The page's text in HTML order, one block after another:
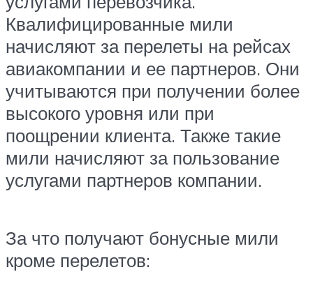
Квалифицированные мили
начисляют за перелеты на рейсах
авиакомпании и ее партнеров. Они
учитываются при получении более
высокого уровня или при
поощрении клиента. Также такие
мили начисляют за пользование
услугами партнеров компании.
За что получают бонусные мили
кроме перелетов: